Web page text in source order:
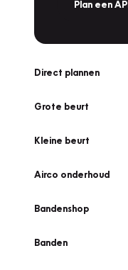
Plan een
Direct plannen
Grote beurt
Kleine beurt
Airco onderhoud
Bandenshop
Banden